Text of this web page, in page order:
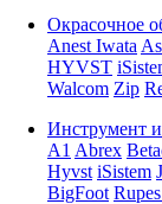
Окрасочное
Anest Iwata
HYVST
Walcom Zip
Инструмент
A1 Abrex
Hyvst iSistem
BigFoot